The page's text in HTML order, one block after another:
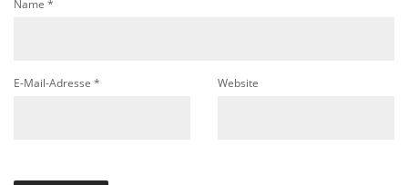
Name *
E-Mail-Adresse * Website